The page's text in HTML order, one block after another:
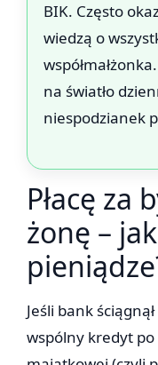
BIK. Często
wiedzą o
na światło
niespodzianek
Płacę za
żonę –
Jeśli bank
wspólny kredyt